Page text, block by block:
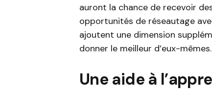
auront la chance de recevoir
opportunités de réseautage
ajoutent une dimension
donner le meilleur d’eux-mêmes.
Une aide à